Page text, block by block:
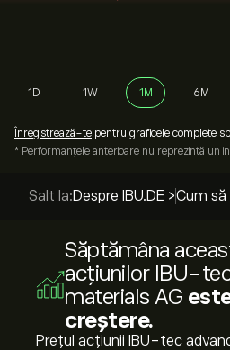
1D 1W 1M 6M
Înregistrează-te pentru graficele complete
* Performanțele anterioare nu reprezintă un
Salt la:Despre IBU.DE >Cum să
Săptămâna
acțiunilor IBU-
materials AG
creștere.
Prețul acțiunii IBU-tec